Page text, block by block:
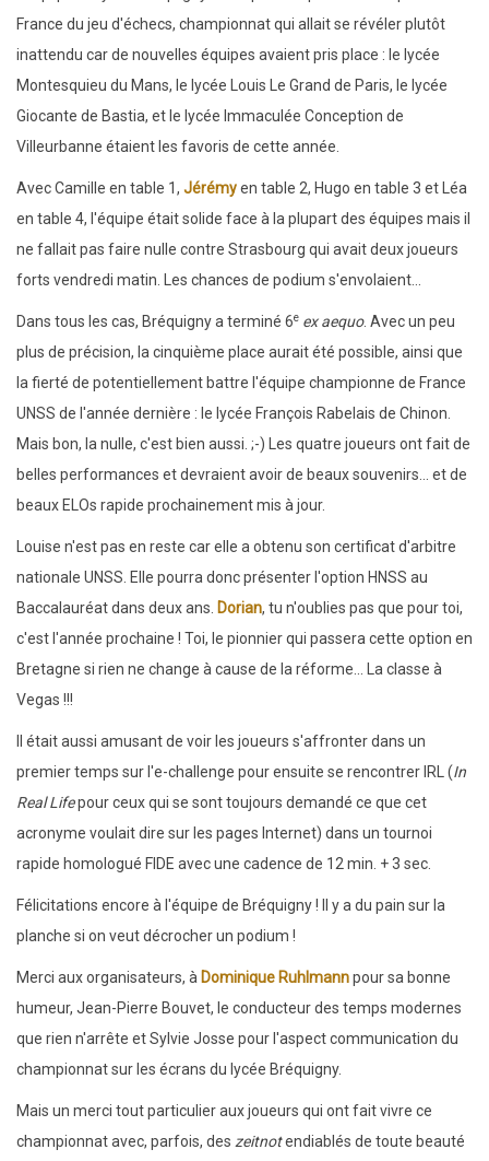
France du jeu d'échecs, championnat qui allait se révéler plutôt
inattendu car de nouvelles équipes avaient pris place : le lycée
Montesquieu du Mans, le lycée Louis Le Grand de Paris, le lycée
Giocante de Bastia, et le lycée Immaculée Conception de
Villeurbanne étaient les favoris de cette année.
Avec Camille en table 1, Jérémyen table 2, Hugo en table 3 et Léa
en table 4, l'équipe était solide face à la plupart des équipes mais il
ne fallait pas faire nulle contre Strasbourg qui avait deux joueurs
forts vendredi matin. Les chances de podium s'envolaient...
Dans tous les cas, Bréquigny a terminé 6e ex aequo. Avec un peu
plus de précision, la cinquième place aurait été possible, ainsi que
la fierté de potentiellement battre l'équipe championne de France
UNSS de l'année dernière : le lycée François Rabelais de Chinon.
Mais bon, la nulle, c'est bien aussi. ;-) Les quatre joueurs ont fait de
belles performances et devraient avoir de beaux souvenirs... et de
beaux ELOs rapide prochainement mis à jour.
Louise n'est pas en reste car elle a obtenu son certificat d'arbitre
nationale UNSS. Elle pourra donc présenter l'option HNSS au
Baccalauréat dans deux ans. Dorian, tu n'oublies pas que pour toi,
c'est l'année prochaine ! Toi, le pionnier qui passera cette option en
Bretagne si rien ne change à cause de la réforme... La classe à
Vegas !!!
Il était aussi amusant de voir les joueurs s'affronter dans un
premier temps sur l'e-challenge pour ensuite se rencontrer IRL (In
Real Lifepour ceux qui se sont toujours demandé ce que cet
acronyme voulait dire sur les pages Internet) dans un tournoi
rapide homologué FIDE avec une cadence de 12 min. + 3 sec.
Félicitations encore à l'équipe de Bréquigny ! Il y a du pain sur la
planche si on veut décrocher un podium !
Merci aux organisateurs, à Dominique Ruhlmannpour sa bonne
humeur, Jean-Pierre Bouvet, le conducteur des temps modernes
que rien n'arrête et Sylvie Josse pour l'aspect communication du
championnat sur les écrans du lycée Bréquigny.
Mais un merci tout particulier aux joueurs qui ont fait vivre ce
championnat avec, parfois, des zeitnotendiablés de toute beauté